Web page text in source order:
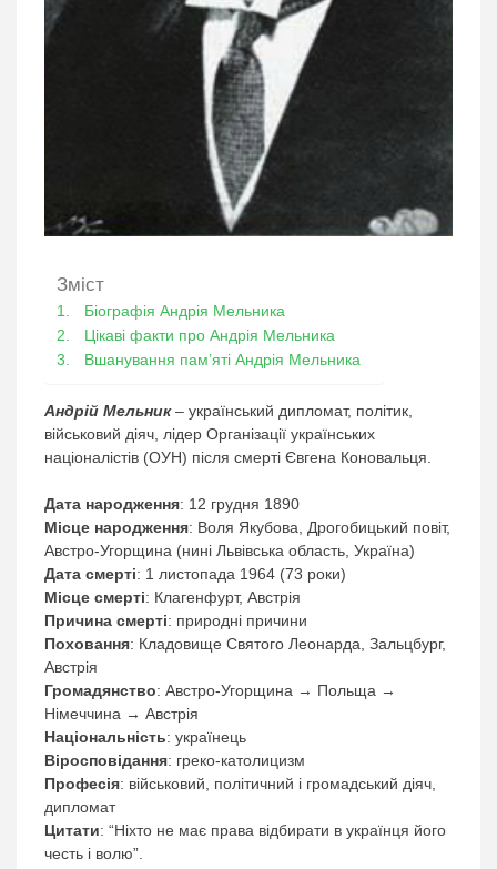
Зміст
Біографія Андрія Мельника
Цікаві факти про Андрія Мельника
Вшанування пам’яті Андрія Мельника
Андрій Мельник– український дипломат, політик,
військовий діяч, лідер Організації українських
націоналістів (ОУН) після смерті Євгена Коновальця.
Дата народження: 12 грудня 1890
Місце народження: Воля Якубова, Дрогобицький повіт,
Австро-Угорщина (нині Львівська область, Україна)
Дата смерті: 1 листопада 1964 (73 роки)
Місце смерті: Клагенфурт, Австрія
Причина смерті: природні причини
Поховання: Кладовище Святого Леонарда, Зальцбург,
Австрія
Громадянство: Австро-Угорщина → Польща →
Німеччина → Австрія
Національність: українець
Віросповідання: греко-католицизм
Професія: військовий, політичний і громадський діяч,
дипломат
Цитати: “Ніхто не має права відбирати в українця його
честь і волю”.